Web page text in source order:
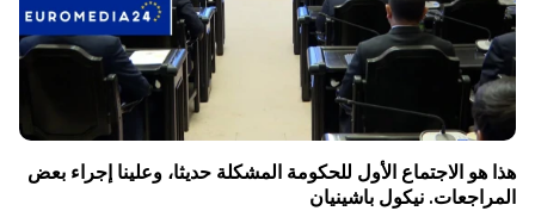
هذا هو الاجتماع الأول للحكومة المشكلة حديثا، وعلينا إجراء بعض
المراجعات. نيكول باشينيان